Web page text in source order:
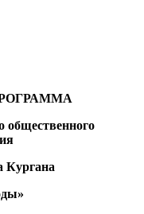
общественного
Кургана
»